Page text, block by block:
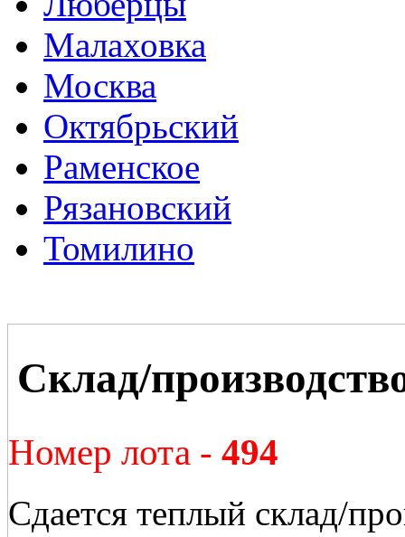
Малаховка
Москва
Октябрьский
Раменское
Рязановский
Томилино
Склад/
Номер лота - 494
Сдается теплый склад/